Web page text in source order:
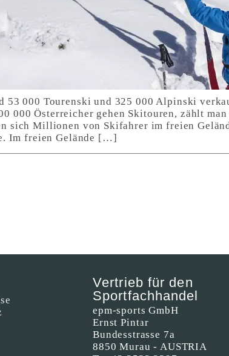
53 000 Tourenski und 325 000 Alpinski
000 Österreicher gehen Skitouren, zählt
sich Millionen von Skifahrer im freien
Im freien Gelände […]
Vertrieb für den
Sportfachhandel
epm-sports GmbH
Ernst Pintar
Bundesstrasse 7a
8850 Murau - AUSTRIA